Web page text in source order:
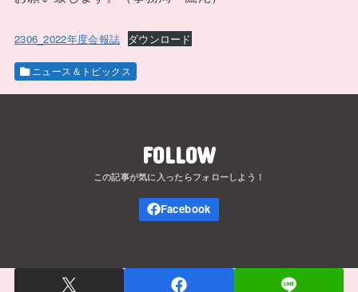
2306_2022年度会報誌 ダウンロード
ニュース＆トピックス
FOLLOW